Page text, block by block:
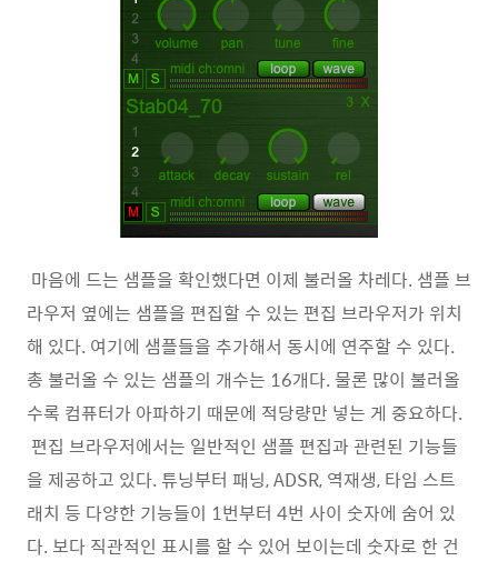
마음에 드는 샘플을 확인했다면 이제 불러올 차레다. 샘플 브
라우저 옆에는 샘플을 편집할 수 있는 편집 브라우저가 위치
해 있다. 여기에 샘플들을 추가해서 동시에 연주할 수 있다.
총 불러올 수 있는 샘플의 개수는 16개다. 물론 많이 불러올
수록 컴퓨터가 아파하기 때문에 적당량만 넣는 게 중요하다.
편집 브라우저에서는 일반적인 샘플 편집과 관련된 기능들
을 제공하고 있다. 튜닝부터 패닝, ADSR, 역재생, 타임 스트
래치 등 다양한 기능들이 1번부터 4번 사이 숫자에 숨어 있
다. 보다 직관적인 표시를 할 수 있어 보이는데 숫자로 한 건